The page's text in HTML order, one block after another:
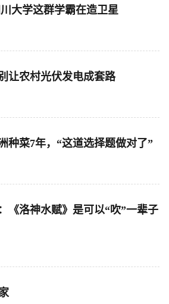
大学这群学霸在造卫星
让农村光伏发电成套路
种菜7年，“这道选择题做对了”
《洛神水赋》是可以“吹”一辈子